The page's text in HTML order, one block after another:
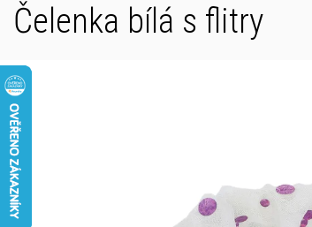
Čelenka bílá s flitry